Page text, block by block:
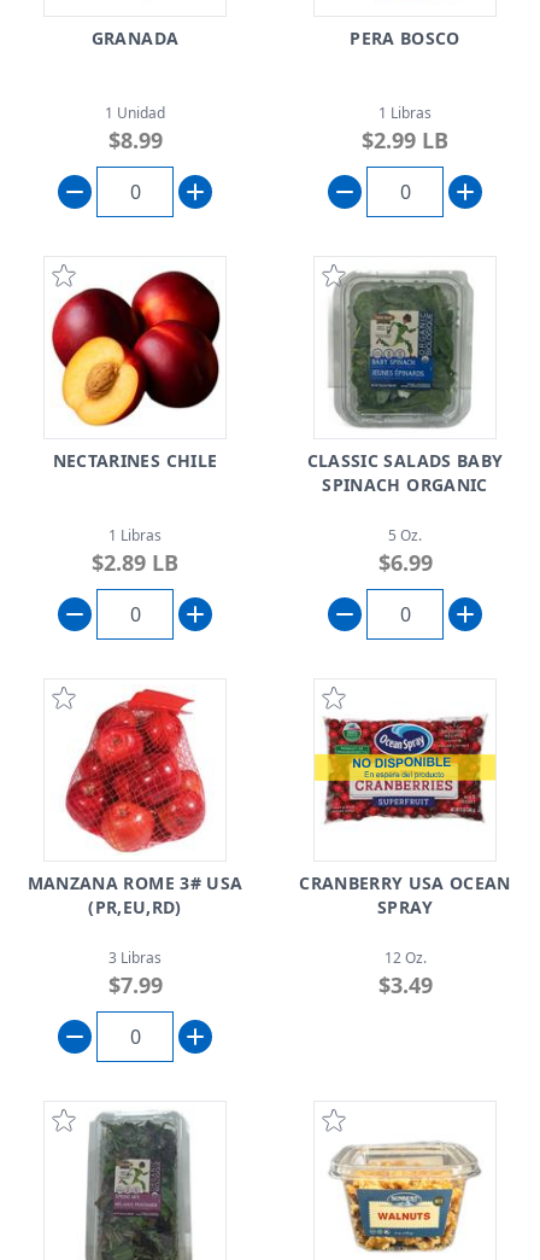
GRANADA
1 Unidad
$8.99
PERA BOSCO
1 Libras
$2.99 LB
NECTARINES CHILE
1 Libras
$2.89 LB
CLASSIC SALADS BABY
SPINACH ORGANIC
5 Oz.
$6.99
MANZANA ROME 3# USA
(PR,EU,RD)
3 Libras
$7.99
CRANBERRY USA OCEAN
SPRAY
12 Oz.
$3.49